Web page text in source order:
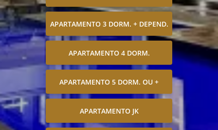
APARTAMENTO 3 DORM. + DEPEND.
APARTAMENTO 4 DORM.
APARTAMENTO 5 DORM. OU +
APARTAMENTO JK